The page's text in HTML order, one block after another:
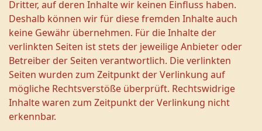
Dritter, auf deren Inhalte wir keinen Einfluss haben.
Deshalb können wir für diese fremden Inhalte auch
keine Gewähr übernehmen. Für die Inhalte der
verlinkten Seiten ist stets der jeweilige Anbieter oder
Betreiber der Seiten verantwortlich. Die verlinkten
Seiten wurden zum Zeitpunkt der Verlinkung auf
mögliche Rechtsverstöße überprüft. Rechtswidrige
Inhalte waren zum Zeitpunkt der Verlinkung nicht
erkennbar.